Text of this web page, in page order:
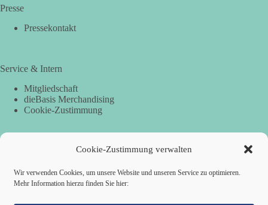
Cookie-Zustimmung verwalten
Wir verwenden Cookies, um unsere Website und unseren Service zu optimieren.
Mehr Information hierzu finden Sie hier:
Presse
Pressekontakt
Service & Intern
Mitgliedschaft
dieBasis Merchandising
Cookie-Zustimmung
Per Banküberweisung: